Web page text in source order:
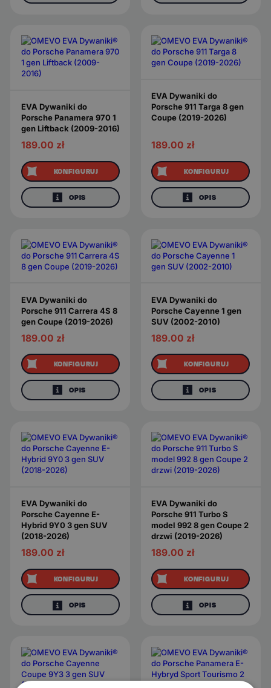
EVA Dywaniki do
Porsche Panamera 970 1
gen Liftback (2009-2016)
189.00 zł
KONFIGURUJ
OPIS
EVA Dywaniki do
Porsche 911 Targa 8 gen
Coupe (2019-2026)
189.00 zł
KONFIGURUJ
OPIS
EVA Dywaniki do
Porsche 911 Carrera 4S 8
gen Coupe (2019-2026)
189.00 zł
KONFIGURUJ
OPIS
EVA Dywaniki do
Porsche Cayenne 1 gen
SUV (2002-2010)
189.00 zł
KONFIGURUJ
OPIS
EVA Dywaniki do
Porsche Cayenne E-
Hybrid 9Y0 3 gen SUV
(2018-2026)
189.00 zł
KONFIGURUJ
OPIS
EVA Dywaniki do
Porsche 911 Turbo S
model 992 8 gen Coupe 2
drzwi (2019-2026)
189.00 zł
KONFIGURUJ
OPIS